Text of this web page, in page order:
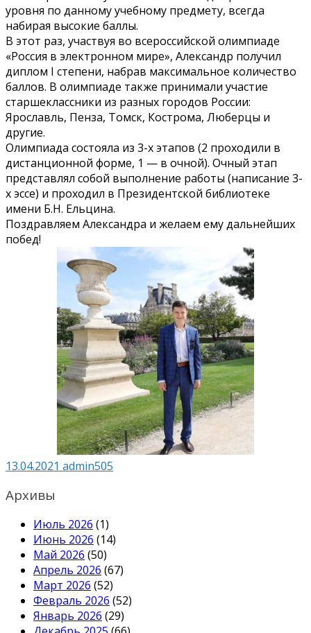
уровня по данному учебному предмету, всегда
набирая высокие баллы.
В этот раз, участвуя во всероссийской олимпиаде
«Россия в электронном мире», Александр получил
диплом I степени, набрав максимальное количество
баллов. В олимпиаде также принимали участие
старшеклассники из разных городов России:
Ярославль, Пенза, Томск, Кострома, Люберцы и
другие.
Олимпиада состояла из 3-х этапов (2 проходили в
дистанционной форме, 1 — в очной). Очный этап
представлял собой выполнение работы (написание 3-
х эссе) и проходил в Президентской библиотеке
имени Б.Н. Ельцина.
Поздравляем Александра и желаем ему дальнейших
побед!
13.04.2021 admin505
Архивы
Июль 2026 (1)
Июнь 2026 (14)
Май 2026 (50)
Апрель 2026 (67)
Март 2026 (52)
Февраль 2026 (52)
Январь 2026 (29)